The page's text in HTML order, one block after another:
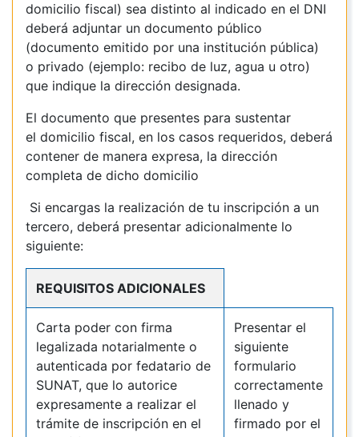
domicilio fiscal) sea distinto al indicado en el DNI
deberá adjuntar un documento público
(documento emitido por una institución pública)
o privado (ejemplo: recibo de luz, agua u otro)
que indique la dirección designada.
El documento que presentes para sustentar
el domicilio fiscal, en los casos requeridos, deberá
contener de manera expresa, la dirección
completa de dicho domicilio
Si encargas la realización de tu inscripción a un
tercero, deberá presentar adicionalmente lo
siguiente:
REQUISITOS ADICIONALES
Carta poder con firma
legalizada notarialmente o
autenticada por fedatario de
SUNAT, que lo autorice
expresamente a realizar el
trámite de inscripción en el
Presentar el
siguiente
formulario
correctamente
llenado y
firmado por el